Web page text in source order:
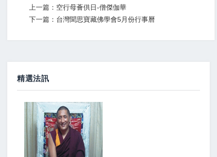
上一篇：空行母薈供日-僧傑伽華
下一篇：台灣聞思寶藏佛學會5月份行事曆
精選法訊